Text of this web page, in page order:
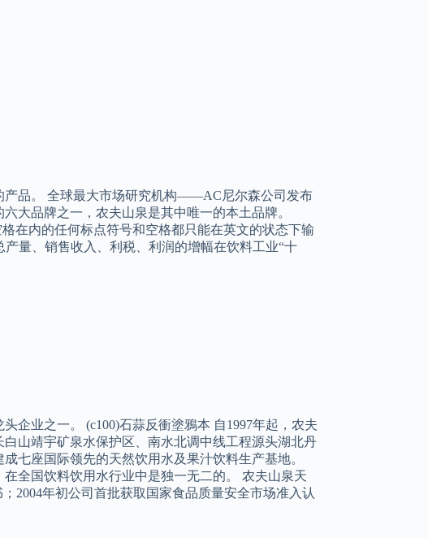
产品。 全球最大市场研究机构——AC尼尔森公司发布
大品牌之一，农夫山泉是其中唯一的本土品牌。
在内的任何标点符号和空格都只能在英文的状态下输
量、销售收入、利税、利润的增幅在饮料工业“十
企业之一。 (c100)石蒜反衝塗鴉本 自1997年起，农夫
山靖宇矿泉水保护区、南水北调中线工程源头湖北丹
七座国际领先的天然饮用水及果汁饮料生产基地。
全国饮料饮用水行业中是独一无二的。 农夫山泉天
2004年初公司首批获取国家食品质量安全市场准入认